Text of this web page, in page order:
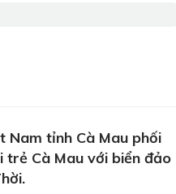
Nam tỉnh Cà Mau phối
trẻ Cà Mau với biển đảo